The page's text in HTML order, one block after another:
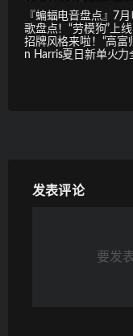
『蝙蝠电音盘点』7
歌盘点！“劳模狗”上
招牌风格来啦！“高富
n Harris夏日新单火力
发表评论
要发